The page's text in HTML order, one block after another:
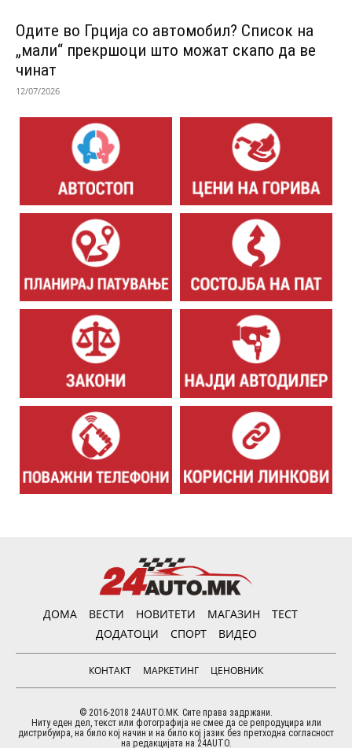
Одитe во Грција со автомобил? Список на
„мали“ прекршоци што можат скапо да ве
чинат
12/07/2026
ДОМА ВЕСТИ НОВИТЕТИ МАГАЗИН
ТЕСТ
ДОДАТОЦИ
СПОРТ ВИДЕО
КОНТАКТ МАРКЕТИНГ ЦЕНОВНИК
© 2016-2018 24AUTO.MK. Сите права задржани.
Ниту еден дел, текст или фотографија не смее да се репродуцира или
дистрибуира, на било кој начин и на било кој јазик без претходна согласност
на редакцијата на 24AUTO.